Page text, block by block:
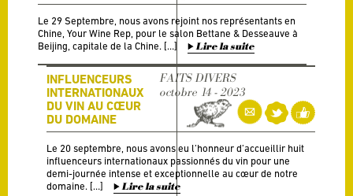
Le 29 Septembre, nous avons rejoint nos représentants en
Chine, Your Wine Rep, pour le salon Bettane & Desseauve à
Beijing, capitale de la Chine. […]
Lire la suite
INFLUENCEURS
INTERNATIONAUX
DU VIN AU CŒUR
DU DOMAINE
FAITS DIVERS
octobre 14 - 2023
Le 20 septembre, nous avons eu l’honneur d’accueillir huit
influenceurs internationaux passionnés du vin pour une
demi-journée intense et exceptionnelle au cœur de notre
domaine. […]
Lire la suite